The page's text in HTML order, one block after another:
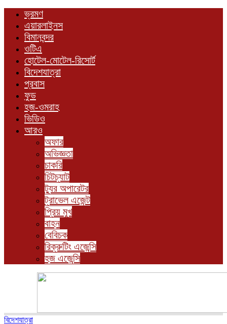
ভ্রমণ
এয়ারলাইনস
বিমানবন্দর
ওটিএ
হোটেল-মোটেল-রিসোর্ট
বিদেশযাত্রা
প্রবাস
ফুড
হজ-ওমরাহ
ভিডিও
আরও
অফার
অভিজ্ঞতা
চাকরি
চিটচ্যাট
ট্যুর অপারেটর
ট্রাভেল এজেন্ট
প্রিয় মুখ
বাহন
বেবিচক
রিক্রুটিং এজেন্সি
হজ এজেন্সি
বিদেশযাত্রা